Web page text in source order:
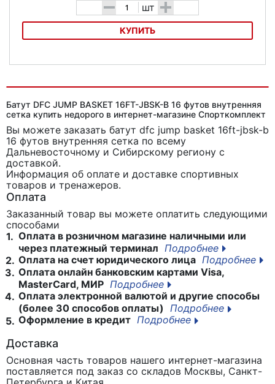
- шт +
КУПИТЬ
Батут DFC JUMP BASKET 16FT-JBSK-B 16 футов внутренняя
сетка купить недорого в интернет-магазине Спорткомплект
Вы можете заказать батут dfc jump basket 16ft-jbsk-b
16 футов внутренняя сетка по всему
Дальневосточному и Сибирскому региону с
доставкой.
Информация об оплате и доставке спортивных
товаров и тренажеров.
Оплата
Заказанный товар вы можете оплатить следующими
способами
1. Оплата в розничном магазине наличными или
через платежный терминал Подробнее
2. Оплата на счет юридического лица Подробнее
3. Оплата онлайн банковским картами Visa,
MasterCard, МИР Подробнее
4. Оплата электронной валютой и другие способы
(более 30 способов оплаты) Подробнее
5. Оформление в кредит Подробнее
Доставка
Основная часть товаров нашего интернет-магазина
поставляется под заказ со складов Москвы, Санкт-